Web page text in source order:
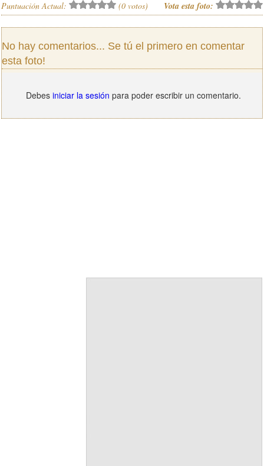
Puntuación Actual: (0 votos) Vota esta foto:
No hay comentarios... Se tú el primero en comentar
esta foto!
Debes iniciar la sesión para poder escribir un comentario.